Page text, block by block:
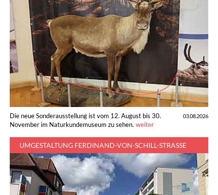
03.08.2026
Die neue Sonderausstellung ist vom 12. August bis 30.
November im Naturkundemuseum zu sehen. weiter
UMGESTALTUNG FERDINAND-VON-SCHILL-STRASSE